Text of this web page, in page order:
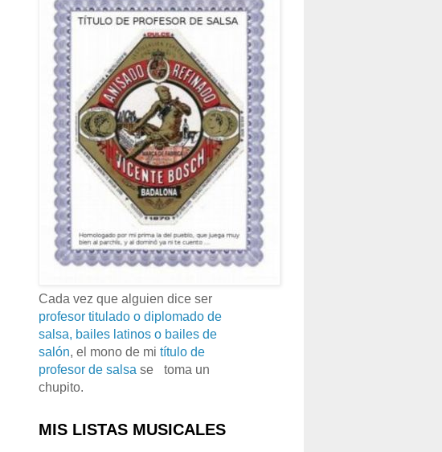
Cada vez que alguien dice ser
profesor titulado o diplomado de
salsa, bailes latinos o bailes de
salón, el mono de mi título de
profesor de salsa se
toma un
chupito.
MIS LISTAS MUSICALES